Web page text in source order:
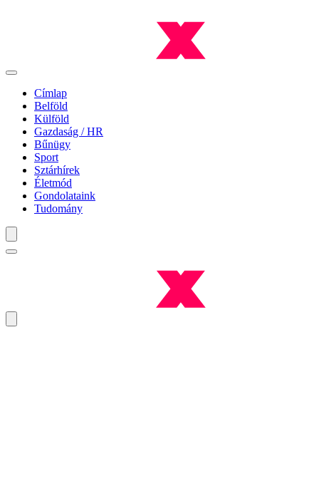
Címlap
Belföld
Külföld
Gazdaság / HR
Bűnügy
Sport
Sztárhírek
Életmód
Gondolataink
Tudomány